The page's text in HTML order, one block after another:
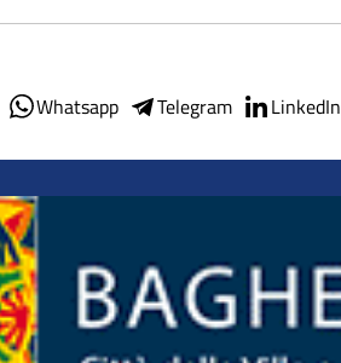
Whatsapp Telegram LinkedIn